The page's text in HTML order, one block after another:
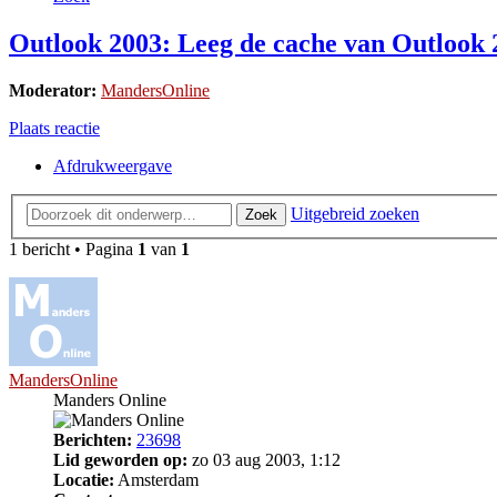
Outlook 2003: Leeg de cache van Outlook
Moderator: MandersOnline
Plaats reactie
Afdrukweergave
Zoek
Uitgebreid zoeken
1 bericht • Pagina 1 van 1
MandersOnline
Manders Online
Berichten: 23698
Lid geworden op: zo 03 aug 2003, 1:12
Locatie: Amsterdam